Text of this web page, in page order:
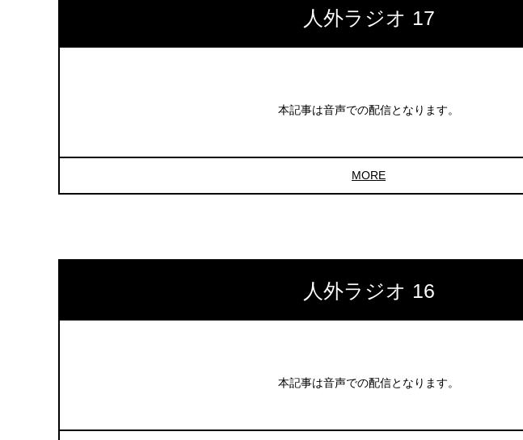
人外ラジオ 17
本記事は音声での配信となります。
MORE
人外ラジオ 16
本記事は音声での配信となります。